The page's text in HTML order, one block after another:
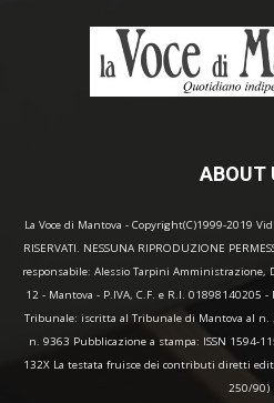
ABOUT
La Voce di Mantova - Copyright(C)1999-2019
RISERVATI. NESSUNA RIPRODUZIONE
responsabile: Alessio Tarpini Amministrazione,
12 - Mantova - P.IVA, C.F. e R.I. 01898140205
Tribunale: iscritta al Tribunale di Mantova al
n. 9363 Pubblicazione a stampa: ISSN 1594-
132X La testata fruisce dei contributi diretti
250/90)